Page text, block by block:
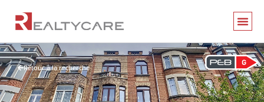
Retour à la recherche